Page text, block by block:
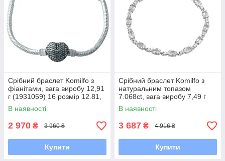
Срібний браслет Komilfo з
фіанітами, вага виробу 12,91
г (1931059) 16 розмір 12.81,
17 см
В наявності
2 970 ₴ 3 960 ₴
Купити
Срібний браслет Komilfo з
натуральним топазом
7.068ct, вага виробу 7,49 г
(2092940) 1720 розмір
В наявності
3 687 ₴ 4 916 ₴
Купити